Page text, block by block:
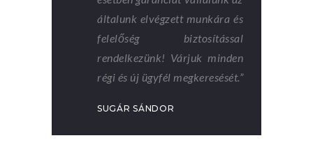
általunk elvégzett munkára és
felelőség biztosítással
rendelkezünk! Várjuk minden
régi és új ügyfél megkeresését.”
SUGÁR SÁNDOR